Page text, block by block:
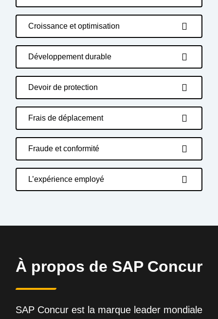
Croissance et optimisation
Développement durable
Devoir de protection
Frais de déplacement
Fraude et conformité
L’expérience employé
À propos de SAP Concur
SAP Concur est la marque leader mondiale